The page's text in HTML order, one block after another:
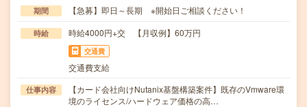
期間 【急募】即日～長期 ※開始日ご相談ください！
時給 時給4000円+交 【月収例】60万円
交通費
交通費支給
仕事内容
【カード会社向けNutanix基盤構築案件】既存のVmware環
境のライセンス/ハードウェア価格の高…